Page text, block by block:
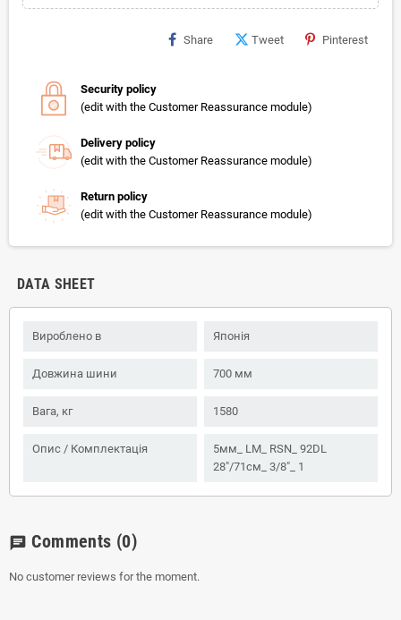
Share Tweet Pinterest
Security policy
(edit with the Customer Reassurance module)
Delivery policy
(edit with the Customer Reassurance module)
Return policy
(edit with the Customer Reassurance module)
DATA SHEET
Вироблено в Японія
Довжина шини 700 мм
Вага, кг 1580
Опис / Комплектація
5мм_ LM_ RSN_ 92DL
28"/71см_ 3/8"_ 1
chat Comments (0)
No customer reviews for the moment.